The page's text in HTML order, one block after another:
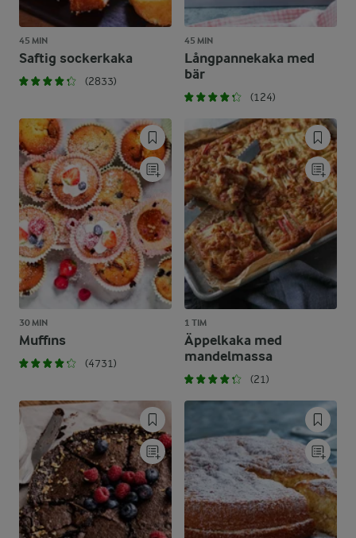
45 MIN
Saftig sockerkaka
(2833)
45 MIN
Långpannekaka med
bär
(124)
30 MIN
Muffins
(4731)
1 TIM
Äppelkaka med
mandelmassa
(21)